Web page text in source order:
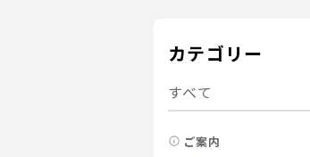
カテゴリー
すべて
ご案内